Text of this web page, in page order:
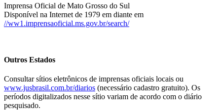
Imprensa Oficial de Mato Grosso do Sul
Disponível na Internet de 1979 em diante em
//ww1.imprensaoficial.ms.gov.br/search/
Outros Estados
Consultar sítios eletrônicos de imprensas oficiais locais ou
www.jusbrasil.com.br/diarios (necessário cadastro gratuito). Os
períodos digitalizados nesse sítio variam de acordo com o diário
pesquisado.